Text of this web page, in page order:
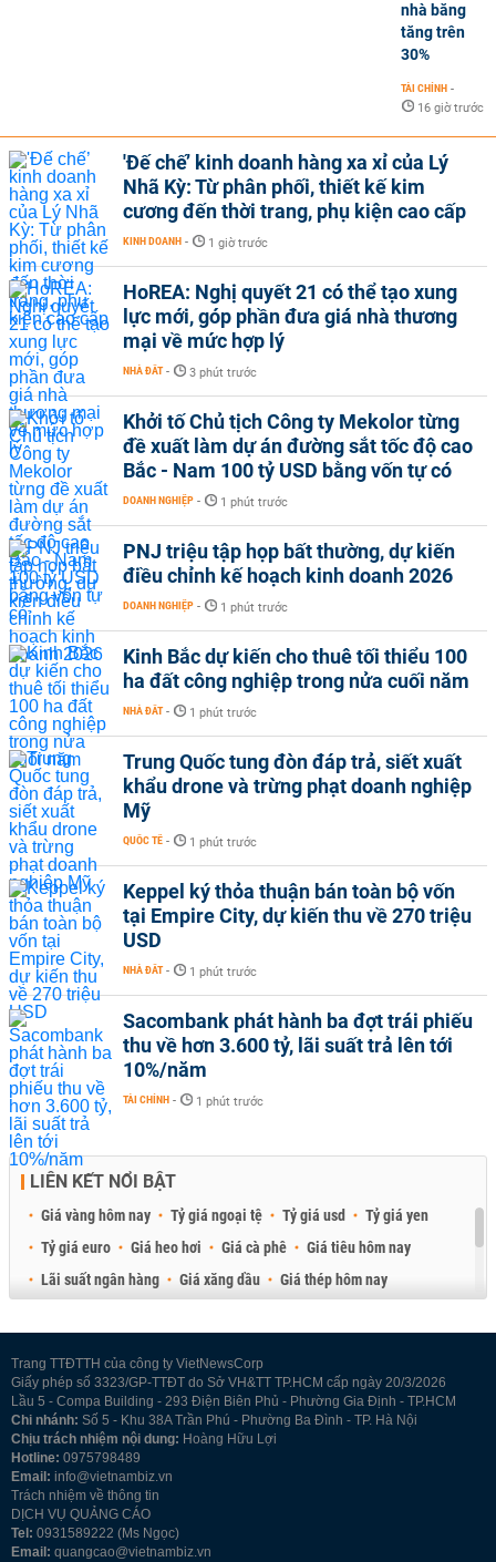
nhà băng
tăng trên
30%
TÀI CHÍNH -
16 giờ trước
'Đế chế’ kinh doanh hàng xa xỉ của Lý
Nhã Kỳ: Từ phân phối, thiết kế kim
cương đến thời trang, phụ kiện cao cấp
KINH DOANH - 1 giờ trước
HoREA: Nghị quyết 21 có thể tạo xung
lực mới, góp phần đưa giá nhà thương
mại về mức hợp lý
NHÀ ĐẤT - 3 phút trước
Khởi tố Chủ tịch Công ty Mekolor từng
đề xuất làm dự án đường sắt tốc độ cao
Bắc - Nam 100 tỷ USD bằng vốn tự có
DOANH NGHIỆP - 1 phút trước
PNJ triệu tập họp bất thường, dự kiến
điều chỉnh kế hoạch kinh doanh 2026
DOANH NGHIỆP - 1 phút trước
Kinh Bắc dự kiến cho thuê tối thiểu 100
ha đất công nghiệp trong nửa cuối năm
NHÀ ĐẤT - 1 phút trước
Trung Quốc tung đòn đáp trả, siết xuất
khẩu drone và trừng phạt doanh nghiệp
Mỹ
QUỐC TẾ - 1 phút trước
Keppel ký thỏa thuận bán toàn bộ vốn
tại Empire City, dự kiến thu về 270 triệu
USD
NHÀ ĐẤT - 1 phút trước
Sacombank phát hành ba đợt trái phiếu
thu về hơn 3.600 tỷ, lãi suất trả lên tới
10%/năm
TÀI CHÍNH - 1 phút trước
LIÊN KẾT NỔI BẬT
Giá vàng hôm nay Tỷ giá ngoại tệ Tỷ giá usd
Tỷ giá yen
Tỷ giá euro
Giá heo hơi Giá cà phê
Giá tiêu hôm nay
Lãi suất ngân hàng
Giá xăng dầu
Giá thép hôm nay
Trang TTĐTTH của công ty VietNewsCorp
Giấy phép số 3323/GP-TTĐT do Sở VH&TT TP.HCM cấp ngày 20/3/2026
Lầu 5 - Compa Building - 293 Điện Biên Phủ - Phường Gia Định - TP.HCM
Chi nhánh: Số 5 - Khu 38A Trần Phú - Phường Ba Đình - TP. Hà Nội
Chịu trách nhiệm nội dung: Hoàng Hữu Lợi
Hotline: 0975798489
Email: info@vietnambiz.vn
Trách nhiệm về thông tin
DỊCH VỤ QUẢNG CÁO
Tel: 0931589222 (Ms Ngọc)
Email: quangcao@vietnambiz.vn